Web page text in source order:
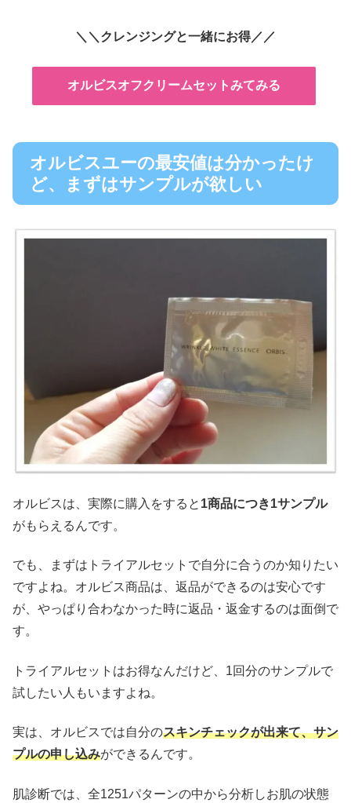
＼＼クレンジングと一緒にお得／／
オルビスオフクリームセットみてみる
オルビスユーの最安値は分かったけ
ど、まずはサンプルが欲しい
オルビスは、実際に購入をすると 1商品につき1サンプル
がもらえるんです。
でも、まずはトライアルセットで自分に合うのか知りたい
ですよね。オルビス商品は、返品ができるのは安心です
が、やっぱり合わなかった時に返品・返金するのは面倒で
す。
トライアルセットはお得なんだけど、1回分のサンプルで
試したい人もいますよね。
実は、オルビスでは自分のスキンチェックが出来て、サン
プルの申し込みができるんです。
肌診断では、全1251パターンの中から分析しお肌の状態